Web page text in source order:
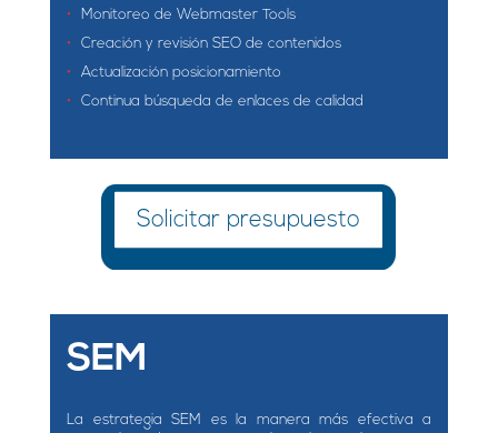
Monitoreo de Webmaster Tools
Creación y revisión SEO de contenidos
Actualización posicionamiento
Continua búsqueda de enlaces de calidad
Solicitar presupuesto
SEM
La estrategia SEM es la manera más efectiva a